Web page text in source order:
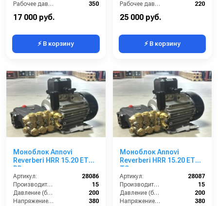
Рабочее давление (бар):
350
17 000 руб.
⚡ В корзину
Рабочее давление (бар):
220
25 000 руб.
⚡ В корзину
Моноблок Annovi
Reverberi HRR 15.20 ET
BP
Артикул:
28086
Производительность (л/мин):
15
Давление (бар):
200
Напряжение (В):
380
Моноблок Annovi
Reverberi HRR 15.20 ET
TS
Артикул:
28087
Производительность (л/мин):
15
Давление (бар):
200
Напряжение (В):
380